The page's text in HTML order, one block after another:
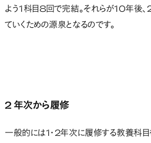
よう1科目8回で完結。それらが10年後
ていくための源泉となるのです。
2 年次から履修
一般的には1・2年次に履修する教養科